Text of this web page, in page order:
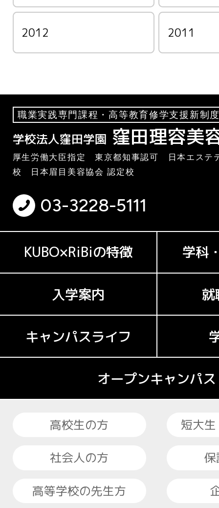
2012 2011
職業実践専門課程・高等教育修学支援新制
学校法人窪田学園 窪田理容美
厚生労働大臣指定 東京都知事認可 日本エステ
校 日本眉目美容協会 認定校
03-3228-5111
KUBO×RiBiの特徴 学科
入学案内
キャンパスライフ
オープンキャンパス
高校生の方
短大
社会人の方
高等学校の先生方